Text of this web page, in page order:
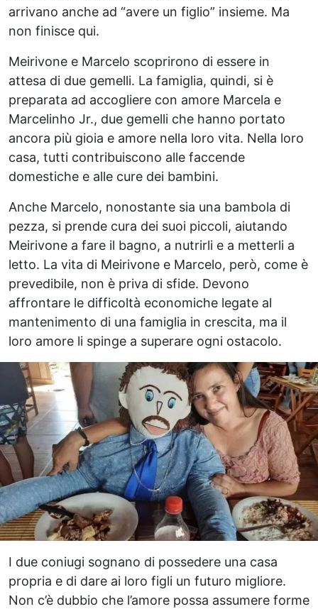
arrivano anche ad “avere un figlio” insieme. Ma
non finisce qui.
Meirivone e Marcelo scoprirono di essere in
attesa di due gemelli. La famiglia, quindi, si è
preparata ad accogliere con amore Marcela e
Marcelinho Jr., due gemelli che hanno portato
ancora più gioia e amore nella loro vita. Nella loro
casa, tutti contribuiscono alle faccende
domestiche e alle cure dei bambini.
Anche Marcelo, nonostante sia una bambola di
pezza, si prende cura dei suoi piccoli, aiutando
Meirivone a fare il bagno, a nutrirli e a metterli a
letto. La vita di Meirivone e Marcelo, però, come è
prevedibile, non è priva di sfide. Devono
affrontare le difficoltà economiche legate al
mantenimento di una famiglia in crescita, ma il
loro amore li spinge a superare ogni ostacolo.
I due coniugi sognano di possedere una casa
propria e di dare ai loro figli un futuro migliore.
Non c’è dubbio che l’amore possa assumere forme